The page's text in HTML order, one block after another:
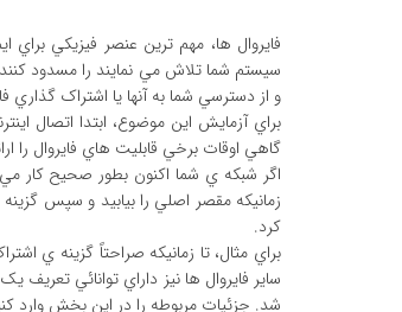
فايروال ها، مهم ترين عنصر فيزيکي
سيستم شما تلاش مي نمايند را مسدود
و از دسترسي شما به آنها يا اشتراک گذاري
براي آزمايش اين موضوع، ابتدا اتصال
گاهي اوقات برخي قابليت هاي فايروال را
اگر شبکه ي شما اکنون بطور صحيح کار
زمانيکه مقصر اصلي را بيابيد و سپس
کرد.
براي مثال، تا زمانيکه صراحتاً گزينه ي
شد. جزئيات مربوطه را در اين بخش وارد